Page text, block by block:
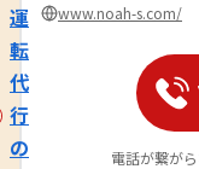
運
転
代
行
の
www.noah-s.com/
電話が繋が